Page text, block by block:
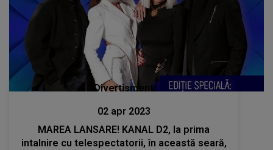
Divertisment
02 apr 2023
MAREA LANSARE! KANAL D2, la prima
intalnire cu telespectatorii, în această seară,